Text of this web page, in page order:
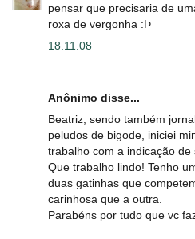
pensar que precisaria de
roxa de vergonha :Þ
18.11.08
Anônimo disse...
Beatriz, sendo também
peludos de bigode, iniciei
trabalho com a indicação de
Que trabalho lindo! Tenho
duas gatinhas que
carinhosa que a outra.
Parabéns por tudo que vc